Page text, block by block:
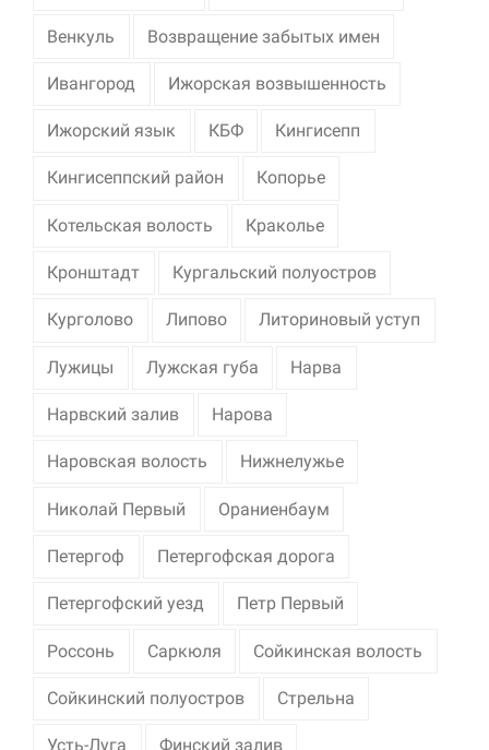
Венкуль Возвращение забытых имен
Ивангород Ижорская возвышенность
Ижорский язык КБФ Кингисепп
Кингисеппский район Копорье
Котельская волость Краколье
Кронштадт Кургальский полуостров
Курголово Липово Литориновый уступ
Лужицы Лужская губа Нарва
Нарвский залив Нарова
Наровская волость Нижнелужье
Николай Первый Ораниенбаум
Петергоф Петергофская дорога
Петергофский уезд Петр Первый
Россонь Саркюля Сойкинская волость
Сойкинский полуостров Стрельна
Усть-Луга Финский залив